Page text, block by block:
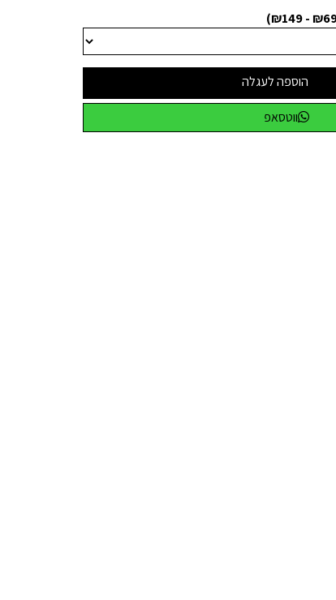
הוספה לעגלה
ווטסאפ